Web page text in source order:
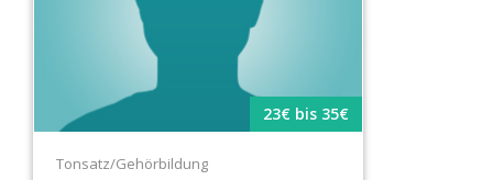
23€ bis 35€
Tonsatz/Gehörbildung